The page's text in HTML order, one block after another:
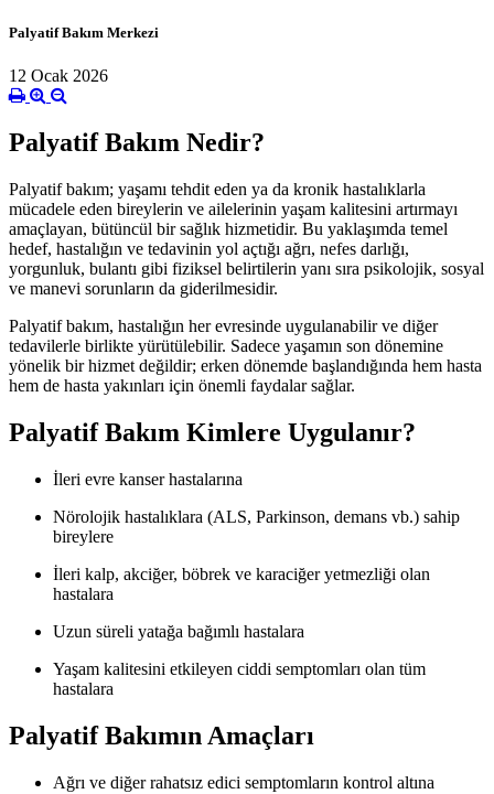
Palyatif Bakım Merkezi
12 Ocak 2026
Palyatif Bakım Nedir?
Palyatif bakım; yaşamı tehdit eden ya da kronik hastalıklarla
mücadele eden bireylerin ve ailelerinin yaşam kalitesini artırmayı
amaçlayan, bütüncül bir sağlık hizmetidir. Bu yaklaşımda temel
hedef, hastalığın ve tedavinin yol açtığı ağrı, nefes darlığı,
yorgunluk, bulantı gibi fiziksel belirtilerin yanı sıra psikolojik, sosyal
ve manevi sorunların da giderilmesidir.
Palyatif bakım, hastalığın her evresinde uygulanabilir ve diğer
tedavilerle birlikte yürütülebilir. Sadece yaşamın son dönemine
yönelik bir hizmet değildir; erken dönemde başlandığında hem hasta
hem de hasta yakınları için önemli faydalar sağlar.
Palyatif Bakım Kimlere Uygulanır?
İleri evre kanser hastalarına
Nörolojik hastalıklara (ALS, Parkinson, demans vb.) sahip
bireylere
İleri kalp, akciğer, böbrek ve karaciğer yetmezliği olan
hastalara
Uzun süreli yatağa bağımlı hastalara
Yaşam kalitesini etkileyen ciddi semptomları olan tüm
hastalara
Palyatif Bakımın Amaçları
Ağrı ve diğer rahatsız edici semptomların kontrol altına